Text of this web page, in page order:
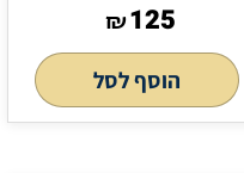
₪125
הוסף לסל